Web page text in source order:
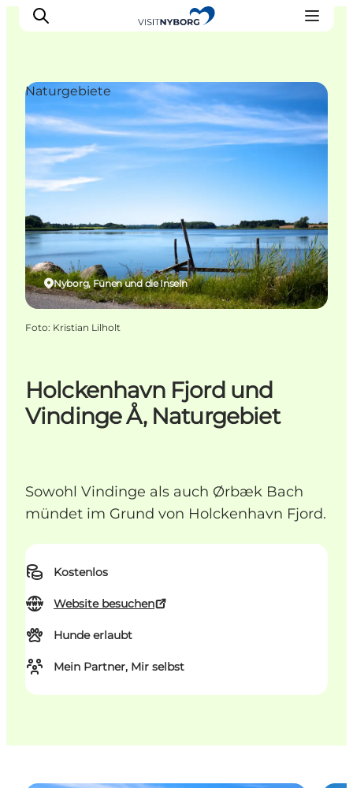
Erlebnisse in Nyborg
Outdoor
Veranstaltungen
Reiseplanung
Buchen & kaufen
Holckenhavn Fjord und
Vindinge Å, Naturgebiet
Sowohl Vindinge als auch Ørbæk Bach
mündet im Grund von Holckenhavn Fjord.
Kostenlos
Website besuchen
Hunde erlaubt
Mein Partner, Mir selbst
Nyborg, Fünen und die Inseln
Naturgebiete
Foto: Kristian Lilholt